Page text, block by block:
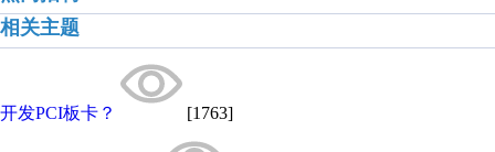
相关主题
开发PCI板卡？ [1763]